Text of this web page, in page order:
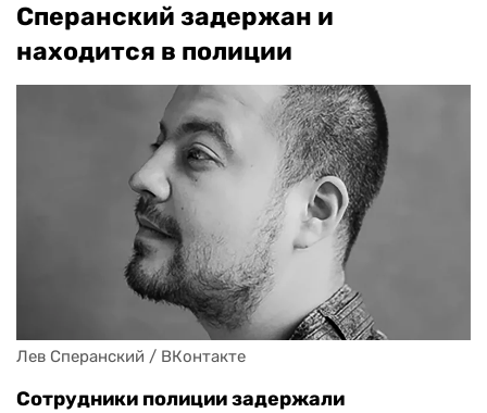
Сперанский задержан и
находится в полиции
Лев Сперанский / ВКонтакте
Сотрудники полиции задержали